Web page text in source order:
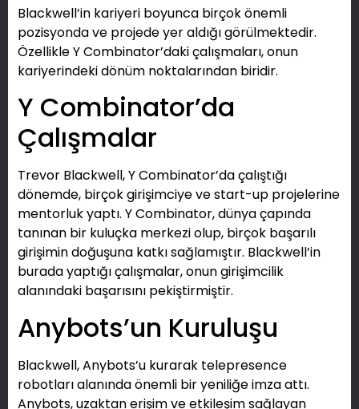
Blackwell’in kariyeri boyunca birçok önemli
pozisyonda ve projede yer aldığı görülmektedir.
Özellikle Y Combinator’daki çalışmaları, onun
kariyerindeki dönüm noktalarından biridir.
Y Combinator’da
Çalışmalar
Trevor Blackwell, Y Combinator’da çalıştığı
dönemde, birçok girişimciye ve start-up projelerine
mentorluk yaptı. Y Combinator, dünya çapında
tanınan bir kuluçka merkezi olup, birçok başarılı
girişimin doğuşuna katkı sağlamıştır. Blackwell’in
burada yaptığı çalışmalar, onun girişimcilik
alanındaki başarısını pekiştirmiştir.
Anybots’un Kuruluşu
Blackwell, Anybots’u kurarak telepresence
robotları alanında önemli bir yeniliğe imza attı.
Anybots, uzaktan erişim ve etkileşim sağlayan